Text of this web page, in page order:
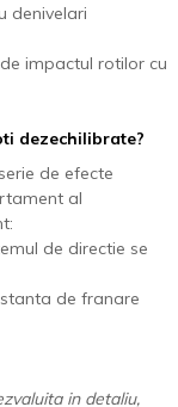
denivelari
impactul rotilor cu
dezechilibrate?
de efecte
al
de directie se
de franare
in detaliu,